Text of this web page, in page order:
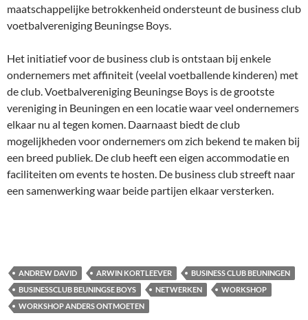
maatschappelijke betrokkenheid ondersteunt de business club
voetbalvereniging Beuningse Boys.
Het initiatief voor de business club is ontstaan bij enkele
ondernemers met affiniteit (veelal voetballende kinderen) met
de club. Voetbalvereniging Beuningse Boys is de grootste
vereniging in Beuningen en een locatie waar veel ondernemers
elkaar nu al tegen komen. Daarnaast biedt de club
mogelijkheden voor ondernemers om zich bekend te maken bij
een breed publiek. De club heeft een eigen accommodatie en
faciliteiten om events te hosten. De business club streeft naar
een samenwerking waar beide partijen elkaar versterken.
ANDREW DAVID ARWIN KORTLEEVER
BUSINESS CLUB BEUNINGEN
BUSINESSCLUB BEUNINGSE BOYS
NETWERKEN
WORKSHOP
WORKSHOP ANDERS ONTMOETEN